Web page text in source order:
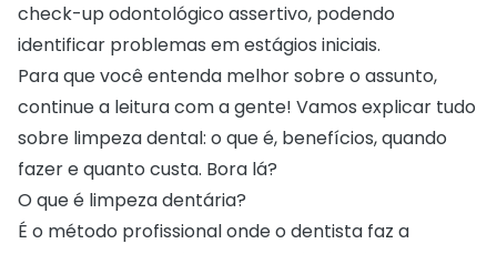
check-up odontológico assertivo, podendo
identificar problemas em estágios iniciais.
Para que você entenda melhor sobre o assunto,
continue a leitura com a gente! Vamos explicar tudo
sobre limpeza dental: o que é, benefícios, quando
fazer e quanto custa. Bora lá?
O que é limpeza dentária?
É o método profissional onde o dentista faz a